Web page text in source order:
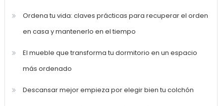
Ordena tu vida: claves prácticas para recuperar el orden
en casa y mantenerlo en el tiempo
El mueble que transforma tu dormitorio en un espacio
más ordenado
Descansar mejor empieza por elegir bien tu colchón